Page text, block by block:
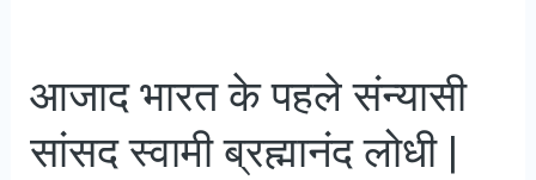
कलाम
DR
आजाद भारत के पहले संन्यासी
सांसद स्वामी ब्रह्मानंद लोधी |